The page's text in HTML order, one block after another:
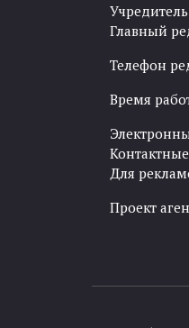
Главный
Телефон
Время
Для
Проект